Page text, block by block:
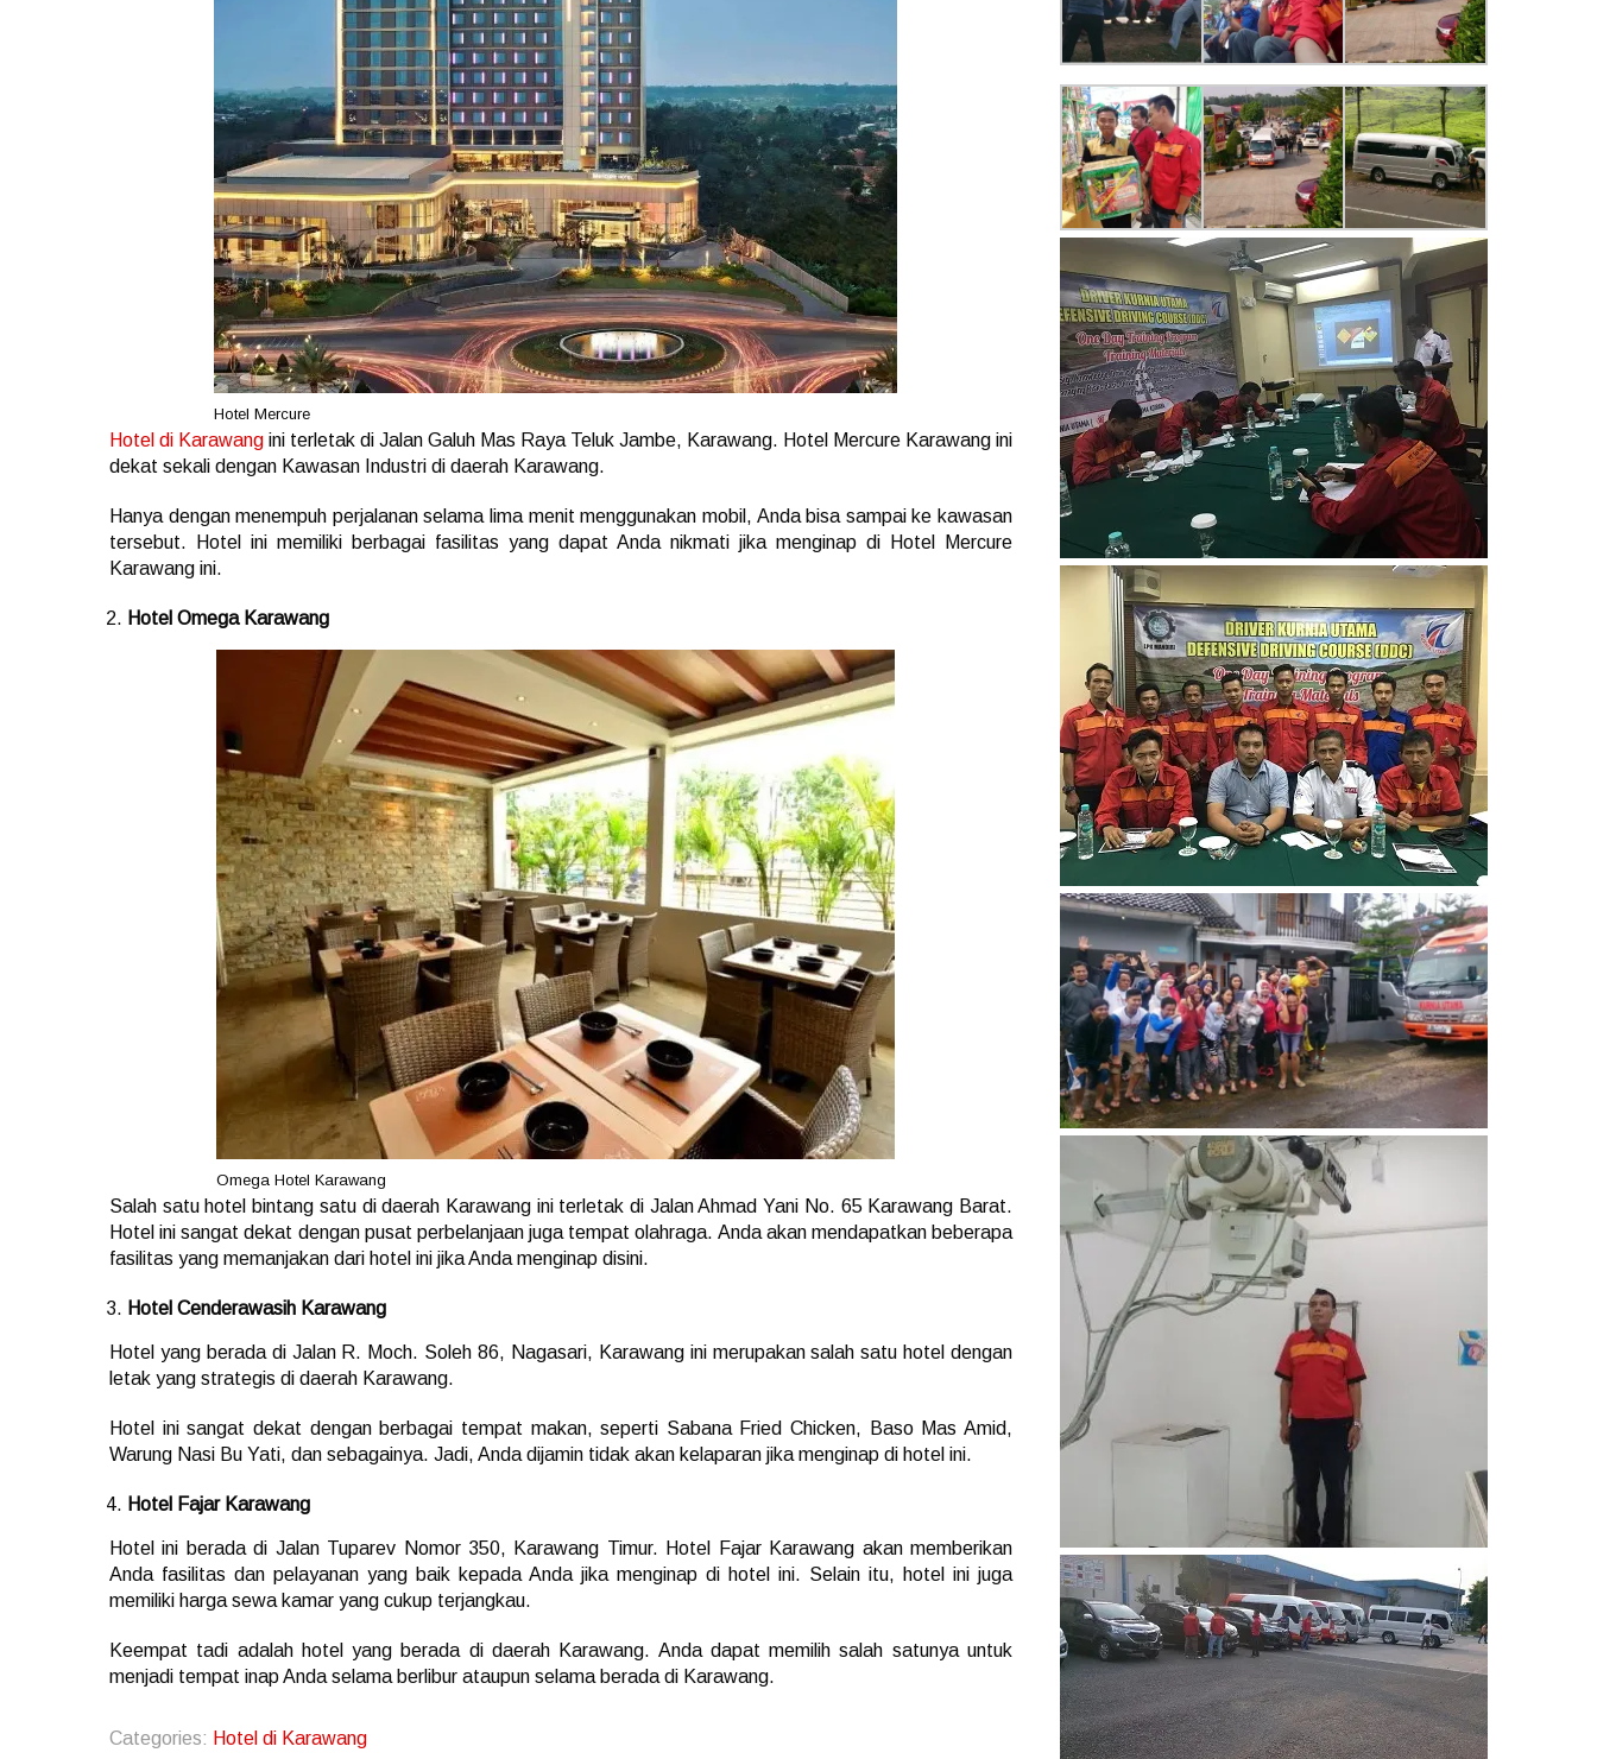
Hotel Mercure
Hotel di Karawang ini terletak di Jalan Galuh Mas Raya Teluk Jambe, Karawang. Hotel Mercure Karawang ini
dekat sekali dengan Kawasan Industri di daerah Karawang.
Hanya dengan menempuh perjalanan selama lima menit menggunakan mobil, Anda bisa sampai ke kawasan
tersebut. Hotel ini memiliki berbagai fasilitas yang dapat Anda nikmati jika menginap di Hotel Mercure
Karawang ini.
Hotel Omega Karawang
Omega Hotel Karawang
Salah satu hotel bintang satu di daerah Karawang ini terletak di Jalan Ahmad Yani No. 65 Karawang Barat.
Hotel ini sangat dekat dengan pusat perbelanjaan juga tempat olahraga. Anda akan mendapatkan beberapa
fasilitas yang memanjakan dari hotel ini jika Anda menginap disini.
Hotel Cenderawasih Karawang
Hotel yang berada di Jalan R. Moch. Soleh 86, Nagasari, Karawang ini merupakan salah satu hotel dengan
letak yang strategis di daerah Karawang.
Hotel ini sangat dekat dengan berbagai tempat makan, seperti Sabana Fried Chicken, Baso Mas Amid,
Warung Nasi Bu Yati, dan sebagainya. Jadi, Anda dijamin tidak akan kelaparan jika menginap di hotel ini.
Hotel Fajar Karawang
Hotel ini berada di Jalan Tuparev Nomor 350, Karawang Timur. Hotel Fajar Karawang akan memberikan
Anda fasilitas dan pelayanan yang baik kepada Anda jika menginap di hotel ini. Selain itu, hotel ini juga
memiliki harga sewa kamar yang cukup terjangkau.
Keempat tadi adalah hotel yang berada di daerah Karawang. Anda dapat memilih salah satunya untuk
menjadi tempat inap Anda selama berlibur ataupun selama berada di Karawang.
Categories: Hotel di Karawang